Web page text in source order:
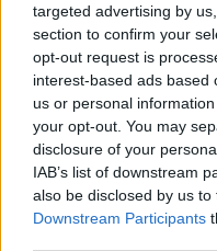
targeted advertising by
section to confirm your
opt-out request is
interest-based ads based
us or personal
your opt-out. You may
disclosure of your
IAB’s list of downstream
also be disclosed by us
Downstream Participants
Shtuarmë18.11.2023
Tags:
Sylvinho ,
Sylvinho